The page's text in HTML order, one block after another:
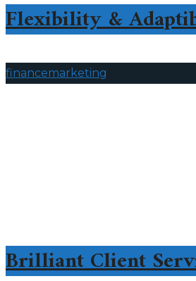
Flexibility &
financemarketing
Brilliant Client